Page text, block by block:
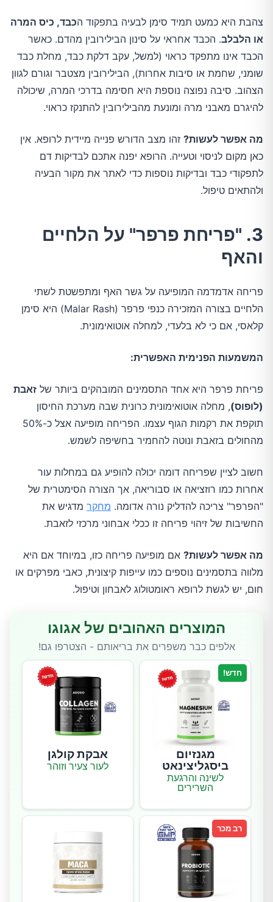
צהבת היא כמעט תמיד סימן לבעיה בתפקוד הכבד, כיס המרה
או הלבלב. הכבד אחראי על סינון הבילירובין מהדם. כאשר
הכבד אינו מתפקד כראוי (למשל, עקב דלקת כבד, מחלת כבד
שומני, שחמת או סיבות אחרות), הבילירובין מצטבר וגורם לגוון
הצהוב. סיבה נפוצה נוספת היא חסימה בדרכי המרה, שיכולה
להיגרם מאבני מרה ומונעת מהבילירובין להתנקז כראוי.
מה אפשר לעשות? זהו מצב הדורש פנייה מיידית לרופא. אין
כאן מקום לניסוי וטעייה. הרופא יפנה אתכם לבדיקות דם
לתפקודי כבד ובדיקות נוספות כדי לאתר את מקור הבעיה
ולהתאים טיפול.
3. "פריחת פרפר" על הלחיים
והאף
פריחה אדמדמה המופיעה על גשר האף ומתפשטת לשתי
הלחיים בצורה המזכירה כנפי פרפר (Malar Rash) היא סימן
קלאסי, אם כי לא בלעדי, למחלה אוטואימונית.
המשמעות הפנימית האפשרית:
פריחת פרפר היא אחד התסמינים המובהקים ביותר של זאבת
(לופוס), מחלה אוטואימונית כרונית שבה מערכת החיסון
תוקפת את רקמות הגוף עצמו. הפריחה מופיעה אצל כ-50%
מהחולים בזאבת ונוטה להחמיר בחשיפה לשמש.
חשוב לציין שפריחה דומה יכולה להופיע גם במחלות עור
אחרות כמו רוזציאה או סבוריאה, אך הצורה הסימטרית של
"הפרפר" צריכה להדליק נורה אדומה. מחקר מדגיש את
החשיבות של זיהוי פריחה זו ככלי אבחוני מרכזי לזאבת.
מה אפשר לעשות? אם מופיעה פריחה כזו, במיוחד אם היא
מלווה בתסמינים נוספים כמו עייפות קיצונית, כאבי מפרקים או
חום, יש לגשת לרופא ראומטולוג לאבחון וטיפול.
המוצרים האהובים של אגוגו
אלפים כבר משפרים את בריאותם - הצטרפו גם!
חדש!
מגנזיום
ביסגליצינאט
לשינה והרגעת
השרירים
אבקת קולגן
לעור צעיר וזוהר
רב מכר